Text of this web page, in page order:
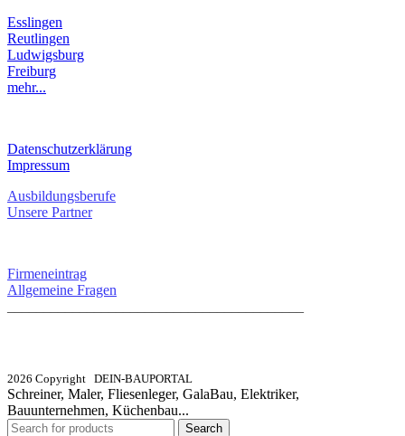
Esslingen
Reutlingen
Ludwigsburg
Freiburg
mehr...
Datenschutzerklärung
Impressum
Ausbildungsberufe
Unsere Partner
Firmeneintrag
Allgemeine Fragen
2026 Copyright DEIN-BAUPORTAL
Schreiner, Maler, Fliesenleger, GalaBau, Elektriker,
Bauunternehmen, Küchenbau...
Search